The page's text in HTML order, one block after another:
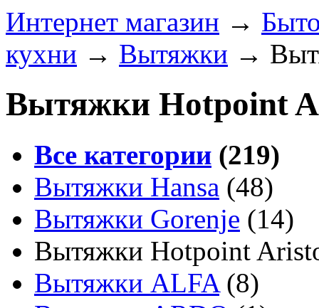
Интернет магазин →
кухни → Вытяжки →
Вытяжки Hotpoint
Все категории (219)
Вытяжки Hansa (48)
Вытяжки Gorenje (14)
Вытяжки Hotpoint
Вытяжки ALFA(8)